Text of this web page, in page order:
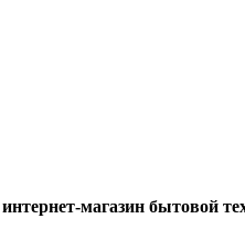
интернет-магазин бытовой